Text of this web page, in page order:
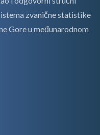
zvanične statistike
Gore u međunarodnom